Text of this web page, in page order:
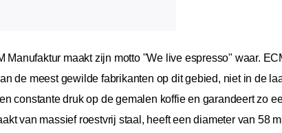
Manufaktur maakt zijn motto "We live espresso" waar.
de meest gewilde fabrikanten op dit gebied, niet in de
constante druk op de gemalen koffie en garandeert zo
van massief roestvrij staal, heeft een diameter van 58